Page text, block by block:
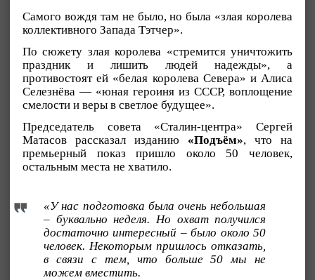
Самого вождя там не было, но была «злая королева
коллективного Запада Тэтчер».
По сюжету злая королева «стремится уничтожить
праздник и лишить людей надежды», а
противостоят ей «белая королева Севера» и Алиса
Селезнёва — «юная героиня из СССР, воплощение
смелости и веры в светлое будущее».
Председатель совета «Сталин-центра» Сергей
Матасов рассказал изданию «Подъём», что на
премьерный показ пришло около 50 человек,
остальным места не хватило.
«У нас подготовка была очень небольшая
– буквально неделя. Но охват получился
достаточно интересный – было около 50
человек. Некоторым пришлось отказать,
в связи с тем, что больше 50 мы не
можем вместить.